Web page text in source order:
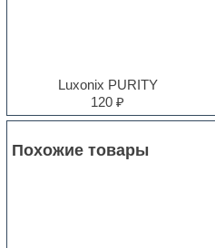
Luxonix PURITY
120 ₽
Похожие товары